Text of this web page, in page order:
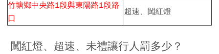
竹塘鄉中央路1段與東陽路1段路
口
超速、闖紅燈
闖紅燈、超速、未禮讓行人罰多少？